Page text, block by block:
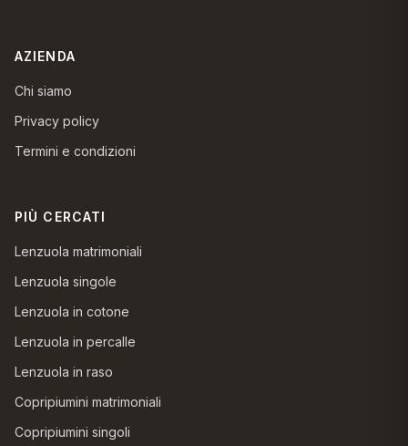
AZIENDA
Chi siamo
Privacy policy
Termini e condizioni
PIÙ CERCATI
Lenzuola matrimoniali
Lenzuola singole
Lenzuola in cotone
Lenzuola in percalle
Lenzuola in raso
Copripiumini matrimoniali
Copripiumini singoli